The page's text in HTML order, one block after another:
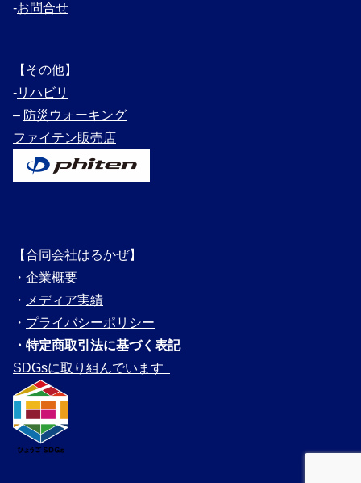
‐お問合せ
【その他】
‐リハビリ
– 防災ウォーキング
ファイテン販売店
【合同会社はるかぜ】
・ 企業概要
・ メディ ア実績
・ プライバシーポリシー
・ 特定商取引法に基づく表記
SDGsに取り組んでいます